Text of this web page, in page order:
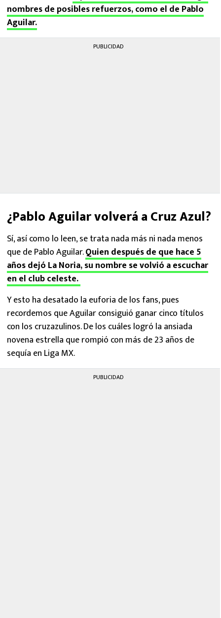
nombres de posibles refuerzos, como el de Pablo
Aguilar.
PUBLICIDAD
¿Pablo Aguilar volverá a Cruz Azul?
Sí, así como lo leen, se trata nada más ni nada menos
que de Pablo Aguilar.Quien después de que hace 5
años dejó La Noria, su nombre se volvió a escuchar
en el club celeste.
Y esto ha desatado la euforia de los fans, pues
recordemos que Aguilar consiguió ganar cinco títulos
con los cruzazulinos. De los cuáles logró la ansiada
novena estrella que rompió con más de 23 años de
sequía en Liga MX.
PUBLICIDAD